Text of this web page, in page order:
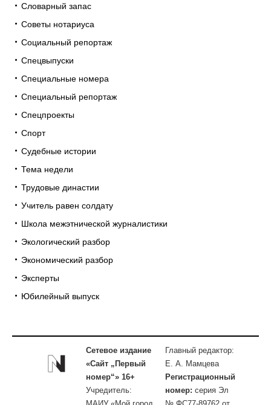
Словарный запас
Советы нотариуса
Социальный репортаж
Спецвыпуски
Специальные номера
Специальный репортаж
Спецпроекты
Спорт
Судебные истории
Тема недели
Трудовые династии
Учитель равен солдату
Школа межэтнической журналистики
Экологический разбор
Экономический разбор
Эксперты
Юбилейный выпуск
Сетевое издание
«Сайт „Первый
номер“» 16+
Учредитель:
Главный редактор:
Е. А. Мамцева
Регистрационный
номер: серия Эл